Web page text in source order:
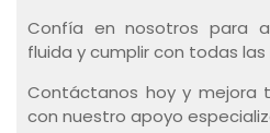
Confía en nosotros para
fluida y cumplir con todas
Contáctanos hoy y mejora
con nuestro apoyo